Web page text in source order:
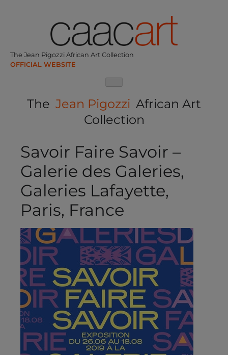
The Jean Pigozzi African Art Collection
The Jean Pigozzi African Art
Collection
Savoir Faire Savoir –
Galerie des Galeries,
Galeries Lafayette,
Paris, France